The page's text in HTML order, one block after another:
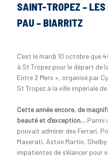
SAINT-TROPEZ – LES
PAU – BIARRITZ
C’est le mardi 10 octobre que
à St Tropez pour le départ de
Entre 2 Mers », organisé par
St Tropez à la ville impériale
Cette année encore, de
beauté et d’exception… Parmi
pouvait admirer des Ferrari,
Maserati, Aston Martin,
impatientes de s’élancer pour